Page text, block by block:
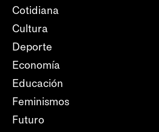
Cotidiana
Cultura
Deporte
Economía
Educación
Feminismos
Futuro